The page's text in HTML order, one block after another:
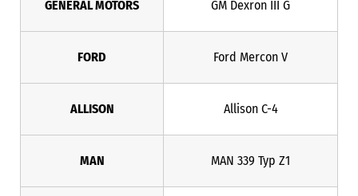
GENERAL MOTORS GM Dexron III G
FORD Ford Mercon V
ALLISON Allison C-4
MAN MAN 339 Typ Z1